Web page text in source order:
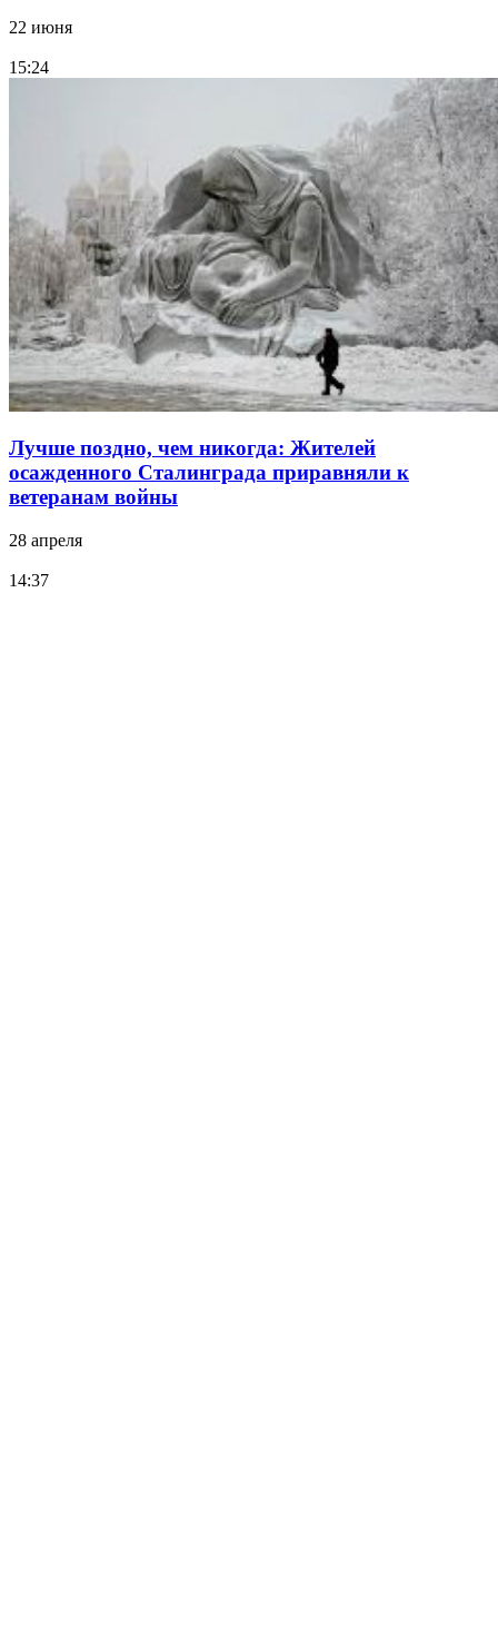
22 июня
15:24
Лучше поздно, чем никогда: Жителей
осажденного Сталинграда приравняли к
ветеранам войны
28 апреля
14:37